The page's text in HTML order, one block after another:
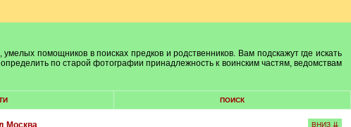
помощников в поисках предков и родственников. Вам подскажут где искать
по старой фотографии принадлежность к воинским частям, ведомствам
ПОИСК
Москва ВНИЗ ⇊